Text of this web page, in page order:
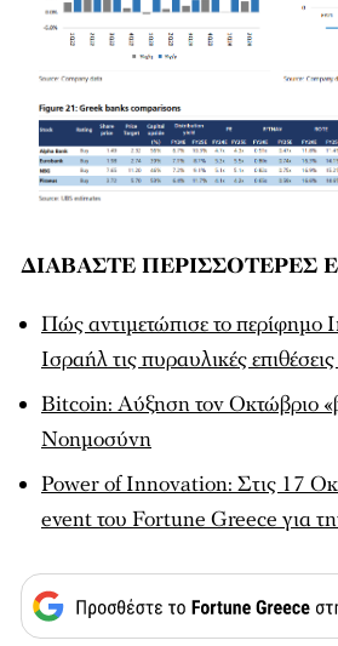
ΔΙΑΒΑΣΤΕ ΠΕΡΙΣΣΟΤΕΡΕΣ
Πώς αντιμετώπισε το περίφημο
Ισραήλ τις πυραυλικές
Bitcoin: Αύξηση τον Οκτώβριο
Νοημοσύνη
Power of Innovation: Στις 17
event του Fortune Greece για